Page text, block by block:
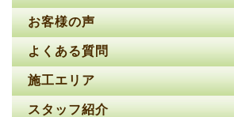
お客様の声
よくある質問
施工エリア
スタッフ紹介